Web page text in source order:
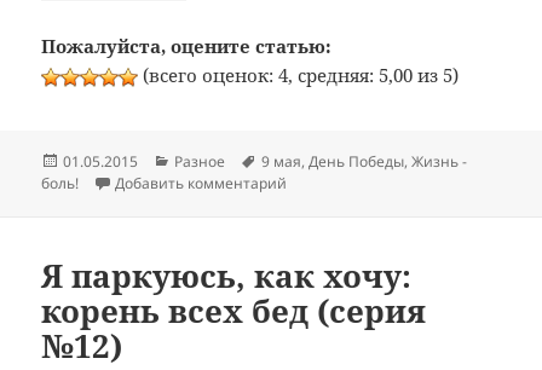
Пожалуйста, оцените статью:
(всего оценок: 4, средняя: 5,00 из 5)
Опубликовано
01.05.2015 Рубрики
Разное Метки
9 мая,День Победы,Жизнь -
боль!
Добавить комментарий
Я паркуюсь, как хочу:
корень всех бед (серия
№12)